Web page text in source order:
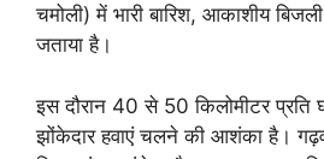
चमोली) में भारी बारिश, आकाशीय
जताया है।
इस दौरान 40 से 50 किलोमीटर
झोंकेदार हवाएं चलने की आशंका है।